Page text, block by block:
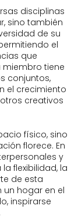
disciplinas
sino también
de su
el
que
tiene
conjuntos,
el crecimiento
creativos
físico, sino
florece. En
y
flexibilidad, la
de esta
hogar en el
inspirarse